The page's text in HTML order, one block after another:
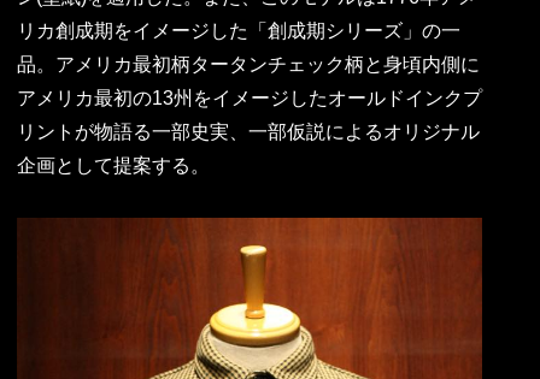
リカ創成期をイメージした「創成期シリーズ」の一
品。アメリカ最初柄タータンチェック柄と身頃内側に
アメリカ最初の13州をイメージしたオールドインクプ
リントが物語る一部史実、一部仮説によるオリジナル
企画として提案する。